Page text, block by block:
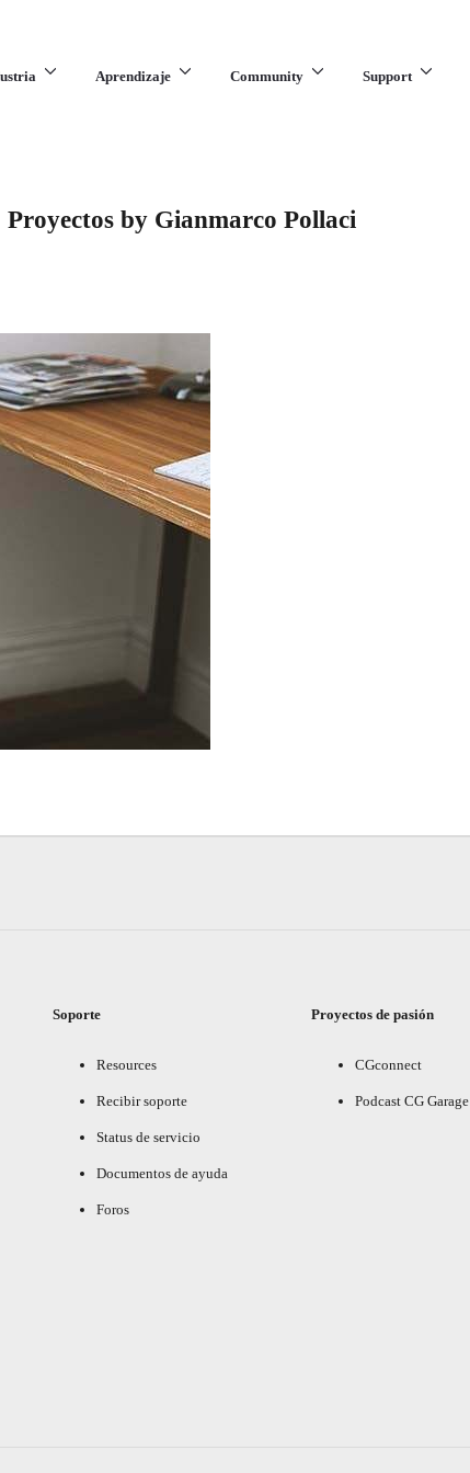
Aprendizaje Community Support
Proyectos by Gianmarco Pollaci
Soporte
Resources
Recibir soporte
Status de servicio
Documentos de ayuda
Foros
Proyectos de pasión
CGconnect
Podcast CG Garage